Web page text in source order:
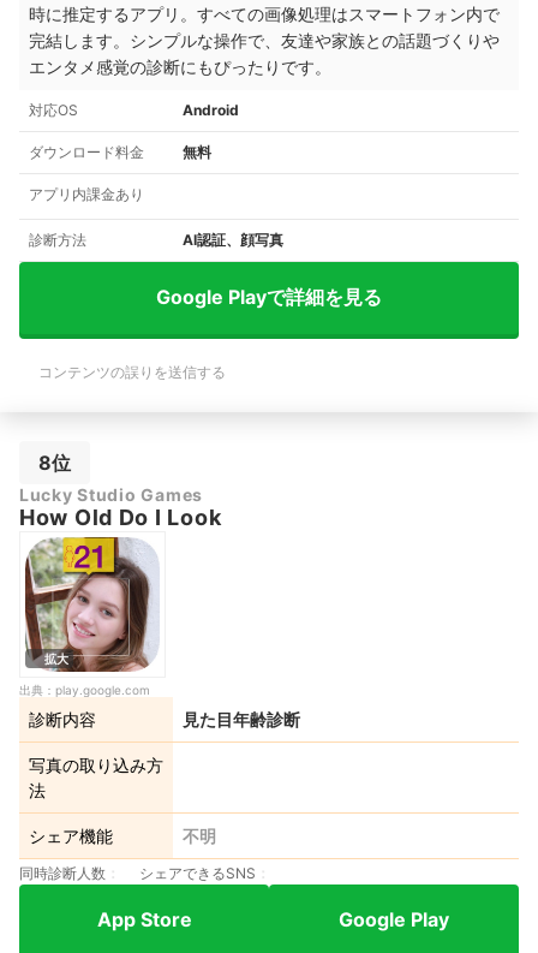
時に推定するアプリ。すべての画像処理はスマートフォン内で
完結します。シンプルな操作で、友達や家族との話題づくりや
エンタメ感覚の診断にもぴったりです。
対応OS Android
ダウンロード料金 無料
アプリ内課金あり
診断方法 AI認証、顔写真
Google Playで詳細を見る
コンテンツの誤りを送信する
8位
Lucky Studio Games
How Old Do I Look
拡大
出典： play.google.com
診断内容 見た目年齢診断
写真の取り込み方
法
シェア機能 不明
同時診断人数 シェアできるSNS
App Store Google Play